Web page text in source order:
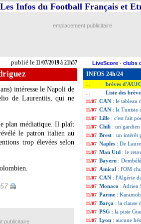
publié le11/07/2019 à 21h57
Les Infos du Football Français et
emplacement publicitaire
LiveScore - clubs
intéresse le Napoli de
de Laurentiis, qui ne
plan médiatique. Il plaît
le patron italien au
trop élevées selon
INFOS 24h/24
brèves
Liste des
11/07 CAN : le tableau
11/07 CAN : la Tunisie
11/07 Lille : c'est fait
11/07 Chili : un
11/07 Brest : un intérêt
11/07 Naples : De
11/07 Man Utd : le
11/07 Bayern :
11/07 Amical : l'OM
11/07 CAN : l'Algérie
11/07 Monaco : Adrien
11/07 Parme :
11/07 Barça : la clause
11/07 PSG : la piste
11/07 Lyon : aucune
publicitaire